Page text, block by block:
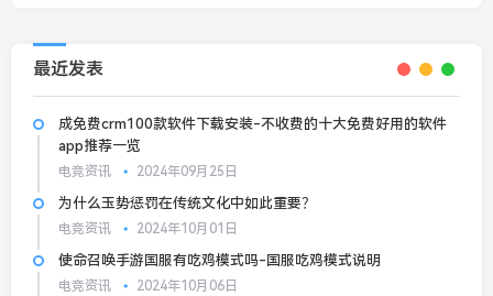
最近发表
成免费crm100款软件下载安装-不收费的十大免费好用的软件
app推荐一览
电竞资讯 2024年09月25日
为什么玉势惩罚在传统文化中如此重要？
电竞资讯 2024年10月01日
使命召唤手游国服有吃鸡模式吗-国服吃鸡模式说明
电竞资讯 2024年10月06日